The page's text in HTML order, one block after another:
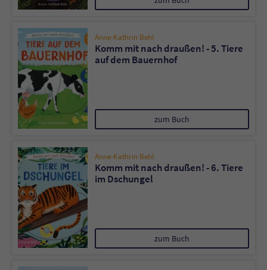
Anne-Kathrin Behl
Komm mit nach draußen! - 5. Tiere
auf dem Bauernhof
zum Buch
Anne-Kathrin Behl
Komm mit nach draußen! - 6. Tiere
im Dschungel
zum Buch